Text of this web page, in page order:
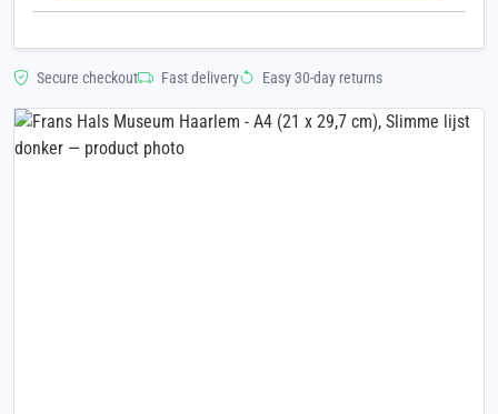
Secure checkout Fast delivery Easy 30-day returns